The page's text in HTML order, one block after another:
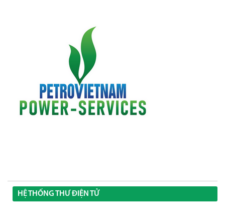
HỆ THỐNG THƯ ĐIỆN TỬ